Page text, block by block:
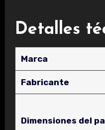
Detalles
Marca
Fabricante
Dimensiones del